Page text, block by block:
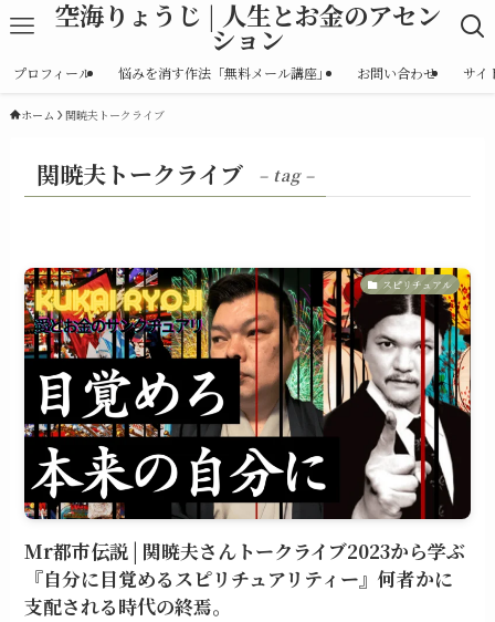
空海りょうじ | 人生とお金のアセン
ション
プロフィール 悩みを消す作法「無料メール講座」 お問い合わせ サイ
ホーム 関暁夫トークライブ
関暁夫トークライブ – tag –
スピリチュアル
Mr都市伝説 | 関暁夫さんトークライブ2023から学ぶ
『自分に目覚めるスピリチュアリティー』何者かに
支配される時代の終焉。